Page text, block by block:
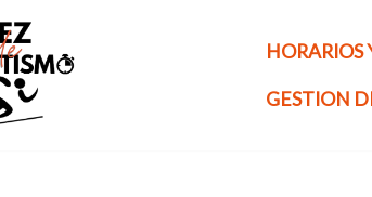
HORARIOS
GESTION